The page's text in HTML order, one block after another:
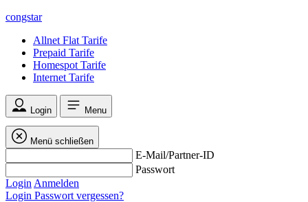
congstar
Allnet Flat Tarife
Prepaid Tarife
Homespot Tarife
Internet Tarife
Login Menu
Menü schließen
E-Mail/Partner-ID
Passwort
Login Anmelden
Login Passwort vergessen?